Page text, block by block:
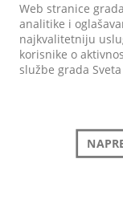
Web stranice
analitike i
najkvalitetniju
korisnike o
službe grada